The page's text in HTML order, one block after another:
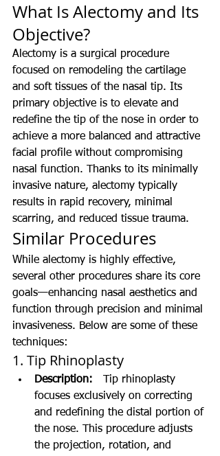
What Is Alectomy and Its
Objective?
Alectomy is a surgical procedure
focused on remodeling the cartilage
and soft tissues of the nasal tip. Its
primary objective is to elevate and
redefine the tip of the nose in order to
achieve a more balanced and attractive
facial profile without compromising
nasal function. Thanks to its minimally
invasive nature, alectomy typically
results in rapid recovery, minimal
scarring, and reduced tissue trauma.
Similar Procedures
While alectomy is highly effective,
several other procedures share its core
goals—enhancing nasal aesthetics and
function through precision and minimal
invasiveness. Below are some of these
techniques:
1. Tip Rhinoplasty
Description: Tip rhinoplasty
focuses exclusively on correcting
and redefining the distal portion of
the nose. This procedure adjusts
the projection, rotation, and